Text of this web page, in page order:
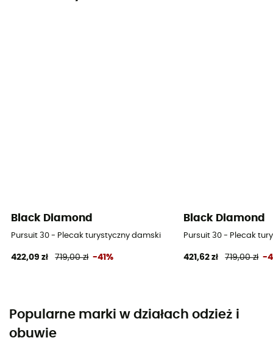
Black Diamond
Pursuit 30 - Plecak turystyczny damski
422,09 zł 719,00 zł -41%
Black Diamond
Pursuit 30 - Plecak
421,62 zł 719,00 zł -
Popularne marki w działach odzież i
obuwie